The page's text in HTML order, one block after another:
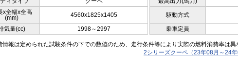
x全幅x全高
(mm)
4560x1825x1405 駆動方式
気量(cc) 1998～2997 乗車定員
報は定められた試験条件の下での数値のため、走行条件等により実際の燃料消費率は異
2シリーズクーペ（23年08月～24